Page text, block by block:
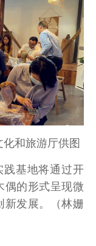
化和旅游厅供图
践基地将通过开
偶的形式呈现微
新发展。（林姗